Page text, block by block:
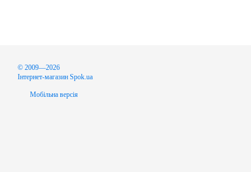
© 2009—2026
Інтернет-магазин Spok.ua
Мобільна версія